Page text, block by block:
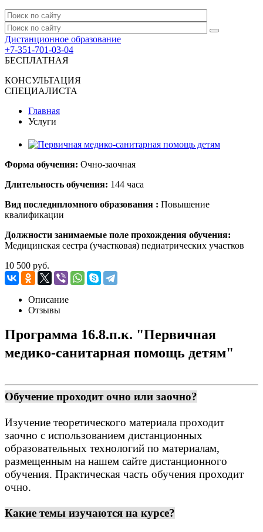
Дистанционное образование
+7-351-701-03-04
БЕСПЛАТНАЯ
КОНСУЛЬТАЦИЯ
СПЕЦИАЛИСТА
Главная
Услуги
Форма обучения: Очно-заочная
Длительность обучения: 144 часа
Вид поcледипломного образования : Повышение
квалификации
Должности занимаемые поле прохождения обучения:
Медицинская сестра (участковая) педиатрических участков
10 500 руб.
Описание
Отзывы
Программа 16.8.п.к. "Первичная
медико-санитарная помощь детям"
Обучение проходит очно или заочно?
Изучение теоретического материала проходит
заочно с использованием дистанционных
образовательных технологий по материалам,
размещенным на нашем сайте дистанционного
обучения. Практическая часть обучения проходит
очно.
Какие темы изучаются на курсе?